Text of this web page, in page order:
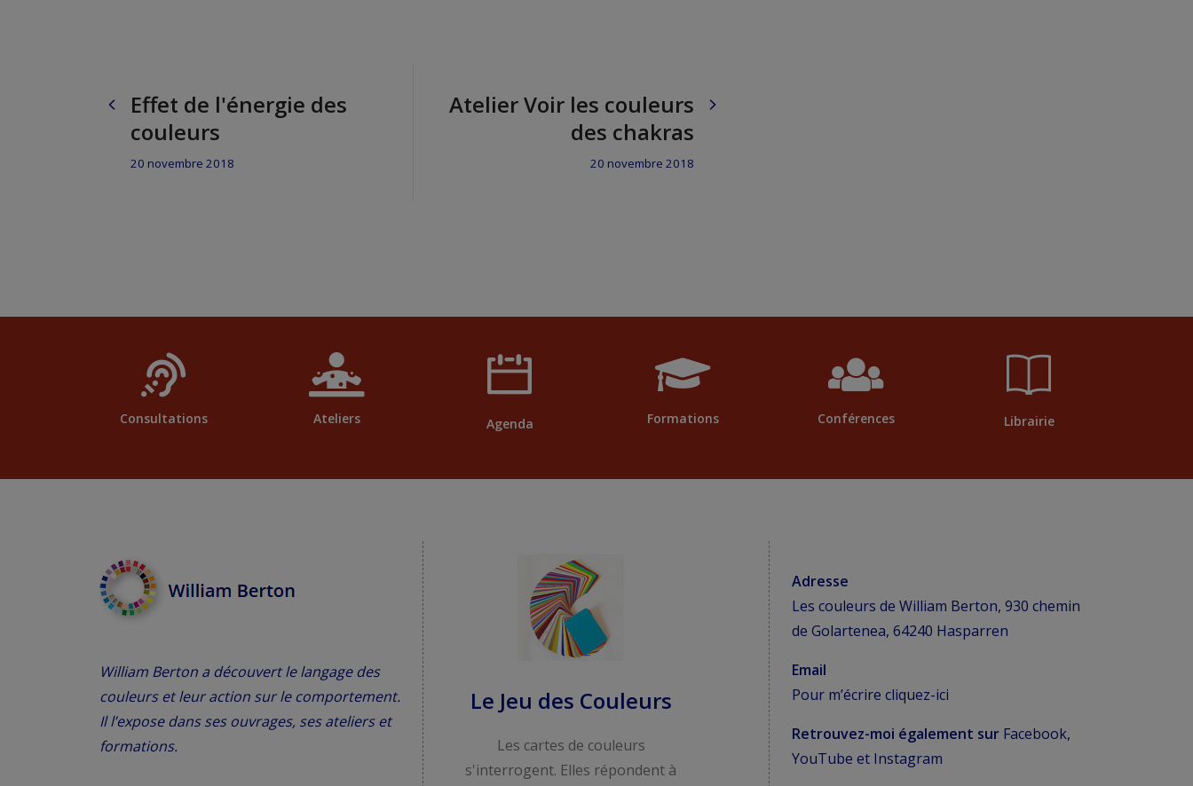
Effet de l'énergie des
couleurs
20 novembre 2018
Atelier Voir les couleurs
des chakras
20 novembre 2018
Consultations Ateliers Agenda Formations Conférences Librairie
William Berton a découvert le langage des
couleurs et leur action sur le comportement.
Il l’expose dans ses ouvrages, ses ateliers et
formations.
Le Jeu des Couleurs
Les cartes de couleurs
s'interrogent. Elles répondent à
Adresse
Les couleurs de William Berton, 930 chemin
de Golartenea, 64240 Hasparren
Email
Pour m’écrire cliquez-ici
Retrouvez-moi également sur Facebook,
YouTube et Instagram